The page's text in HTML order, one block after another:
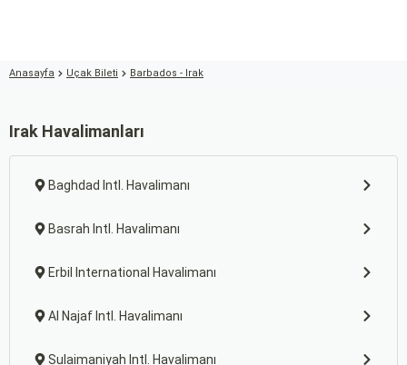
Anasayfa Uçak Bileti Barbados - Irak
Irak Havalimanları
Baghdad Intl. Havalimanı
Basrah Intl. Havalimanı
Erbil International Havalimanı
Al Najaf Intl. Havalimanı
Sulaimaniyah Intl. Havalimanı